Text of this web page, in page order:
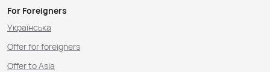
For Foreigners
Українська
Offer for foreigners
Offer to Asia